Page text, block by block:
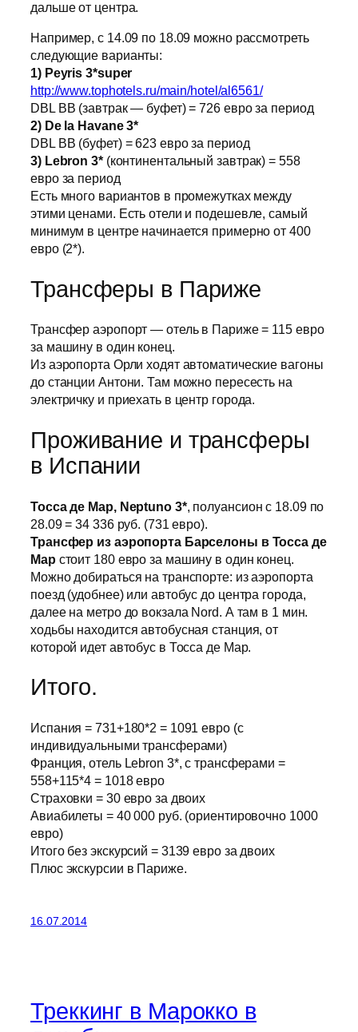
дальше от центра.
Например, с 14.09 по 18.09 можно рассмотреть
следующие варианты:
1) Peyris 3*super
http://www.tophotels.ru/main/hotel/al6561/
DBL BB (завтрак — буфет) = 726 евро за период
2) De la Havane 3*
DBL BB (буфет) = 623 евро за период
3) Lebron 3*(континентальный завтрак) = 558
евро за период
Есть много вариантов в промежутках между
этими ценами. Есть отели и подешевле, самый
минимум в центре начинается примерно от 400
евро (2*).
Трансферы в Париже
Трансфер аэропорт — отель в Париже = 115 евро
за машину в один конец.
Из аэропорта Орли ходят автоматические вагоны
до станции Антони. Там можно пересесть на
электричку и приехать в центр города.
Проживание и трансферы
в Испании
Тосса де Мар, Neptuno 3*, полуансион с 18.09 по
28.09 = 34 336 руб. (731 евро).
Трансфер из аэропорта Барселоны в Тосса де
Мар стоит 180 евро за машину в один конец.
Можно добираться на транспорте: из аэропорта
поезд (удобнее) или автобус до центра города,
далее на метро до вокзала Nord. А там в 1 мин.
ходьбы находится автобусная станция, от
которой идет автобус в Тосса де Мар.
Итого.
Испания = 731+180*2 = 1091 евро (с
индивидуальными трансферами)
Франция, отель Lebron 3*, с трансферами =
558+115*4 = 1018 евро
Страховки = 30 евро за двоих
Авиабилеты = 40 000 руб. (ориентировочно 1000
евро)
Итого без экскурсий = 3139 евро за двоих
Плюс экскурсии в Париже.
16.07.2014
Треккинг в Марокко в